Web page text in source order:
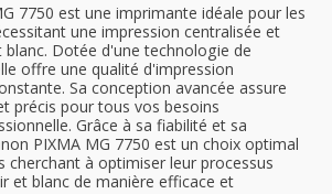
7750 est une imprimante idéale pour les
une impression centralisée et
Dotée d'une technologie de
offre une qualité d'impression
Sa conception avancée assure
précis pour tous vos besoins
Grâce à sa fiabilité et sa
PIXMA MG 7750 est un choix optimal
cherchant à optimiser leur processus
et blanc de manière efficace et